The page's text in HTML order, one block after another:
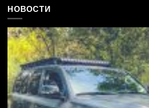
НОВОСТИ